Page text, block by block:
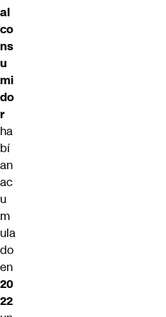
al
co
ns
u
mi
do
r
ha
bí
an
ac
u
m
ula
do
en
20
22